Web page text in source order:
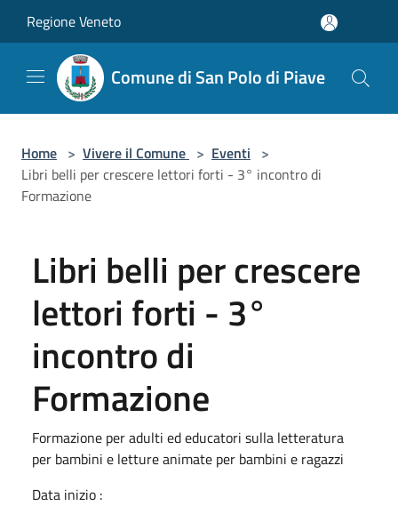
Regione Veneto
Comune di San Polo di Piave
Home > Vivere il Comune > Eventi >
Libri belli per crescere lettori forti - 3° incontro di
Formazione
Libri belli per crescere
lettori forti - 3°
incontro di
Formazione
Formazione per adulti ed educatori sulla letteratura
per bambini e letture animate per bambini e ragazzi
Data inizio :